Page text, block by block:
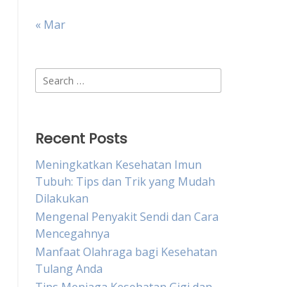
« Mar
Search
for:
Recent Posts
Meningkatkan Kesehatan Imun
Tubuh: Tips dan Trik yang Mudah
Dilakukan
Mengenal Penyakit Sendi dan Cara
Mencegahnya
Manfaat Olahraga bagi Kesehatan
Tulang Anda